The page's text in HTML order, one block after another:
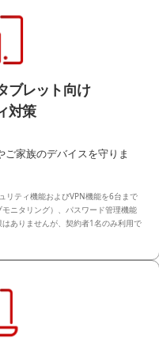
ブレット向け
対策
ご家族のデバイスを守りま
リティ機能およびVPN機能を6台まで
ニタリング）、パスワード管理機能
ありませんが、契約者1名のみ利用で